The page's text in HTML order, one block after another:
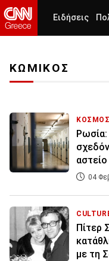
Ειδήσεις
ΚΩΜΙΚΟΣ
ΚΟΣΜΟΣ
αστείο
04
Πίτερ
με τη